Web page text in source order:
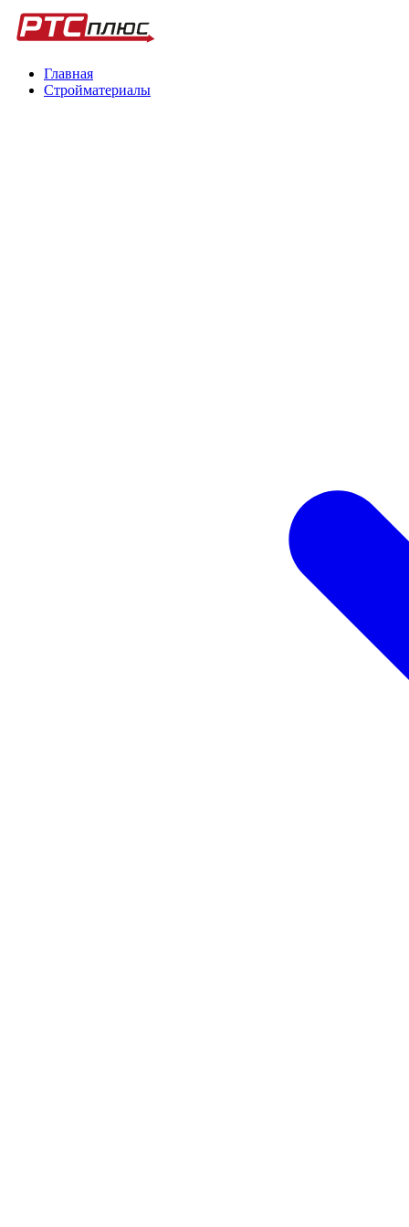
Главная
Стройматериалы